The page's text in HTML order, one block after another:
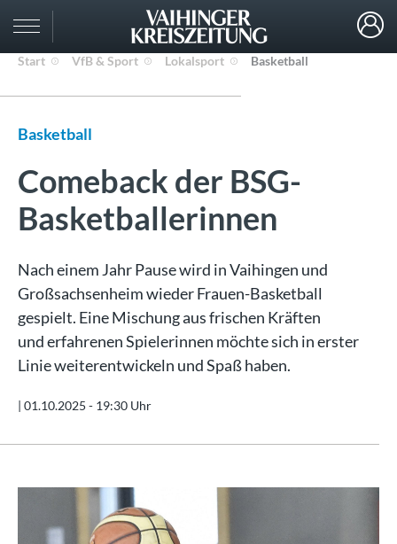
Start VfB & Sport Lokalsport Basketball
Basketball
Comeback der BSG-
Basketballerinnen
Nach einem Jahr Pause wird in Vaihingen und
Großsachsenheim wieder Frauen-Basketball
gespielt. Eine Mischung aus frischen Kräften
und erfahrenen Spielerinnen möchte sich in erster
Linie weiterentwickeln und Spaß haben.
| 01.10.2025 - 19:30 Uhr